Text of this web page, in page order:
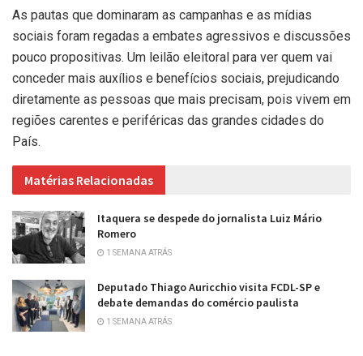
As pautas que dominaram as campanhas e as mídias
sociais foram regadas a embates agressivos e discussões
pouco propositivas. Um leilão eleitoral para ver quem vai
conceder mais auxílios e benefícios sociais, prejudicando
diretamente as pessoas que mais precisam, pois vivem em
regiões carentes e periféricas das grandes cidades do
País.
Matérias Relacionadas
Itaquera se despede do jornalista Luiz Mário
Romero
1 SEMANA ATRÁS
Deputado Thiago Auricchio visita FCDL-SP e
debate demandas do comércio paulista
1 SEMANA ATRÁS